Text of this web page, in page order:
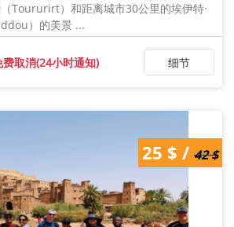
Toururirt）和距离城市30公里的埃伊特·
）的美景 ...
费取消(24小时通知) 细节
42 $ / 25 $
25 $ / 42 $